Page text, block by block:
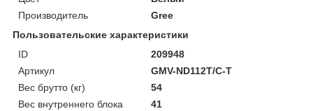
Производитель
Gree
Пользовательские характеристики
ID
209948
Артикул
GMV-ND112T/C-T
Вес брутто (кг)
54
Вес внутреннего блока
41